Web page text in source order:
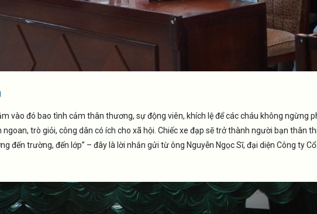
vào đó bao tình cảm thân thương, sự động viên, khích lệ để các cháu không ngừng
trò giỏi, công dân có ích cho xã hội. Chiếc xe đạp sẽ trở thành người bạn thân
đến trường, đến lớp” – đây là lời nhắn gửi từ ông Nguyễn Ngọc Sĩ, đại diện Công ty Cổ